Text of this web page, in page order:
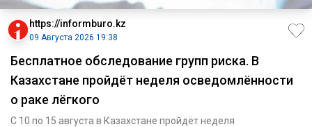
https://informburo.kz
09 Августа 2026 19:38
Бесплатное обследование групп риска. В
Казахстане пройдёт неделя осведомлённости
о раке лёгкого
С 10 по 15 августа в Казахстане пройдёт неделя